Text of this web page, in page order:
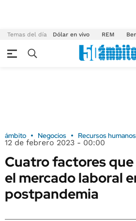
Temas del día Dólar en vivo REM
ámbito Negocios Recursos humanos
12 de febrero 2023 - 00:00
Cuatro factores
el mercado laboral
postpandemia